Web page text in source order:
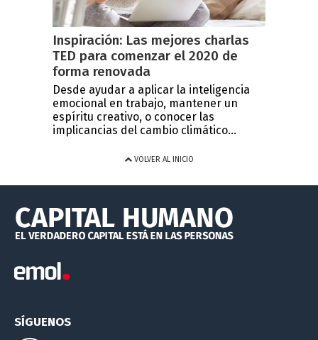
Inspiración: Las mejores charlas
TED para comenzar el 2020 de
forma renovada
Desde ayudar a aplicar la inteligencia
emocional en trabajo, mantener un
espíritu creativo, o conocer las
implicancias del cambio climático...
VOLVER AL INICIO
SÍGUENOS